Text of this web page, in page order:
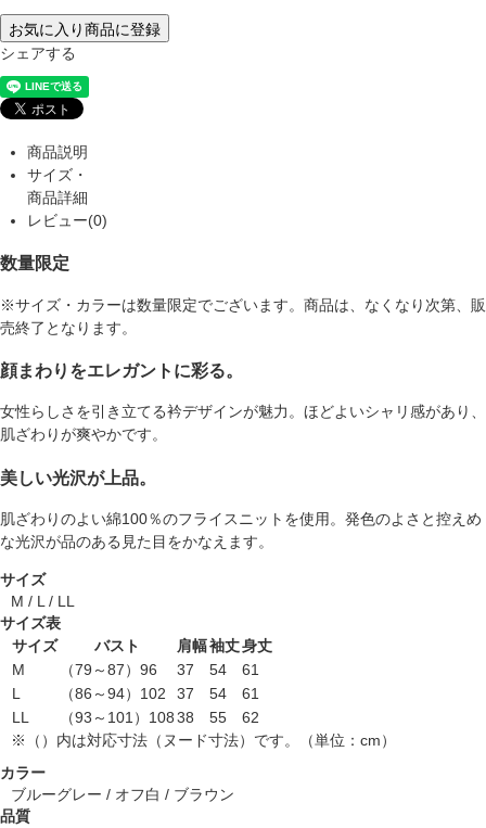
お気に入り商品に登録
シェアする
商品説明
サイズ・
商品詳細
レビュー(0)
数量限定
※サイズ・カラーは数量限定でございます。商品は、なくなり次第、販
売終了となります。
顔まわりをエレガントに彩る。
女性らしさを引き立てる衿デザインが魅力。ほどよいシャリ感があり、
肌ざわりが爽やかです。
美しい光沢が上品。
肌ざわりのよい綿100％のフライスニットを使用。発色のよさと控えめ
な光沢が品のある見た目をかなえます。
サイズ
M / L / LL
サイズ表
サイズ
バスト 肩幅袖丈身丈
M
（79～87）96 37 54
61
L
（86～94）102 37 54
61
LL
（93～101）10838 55
62
※（）内は対応寸法（ヌード寸法）です。（単位：cm）
カラー
ブルーグレー / オフ白 / ブラウン
品質